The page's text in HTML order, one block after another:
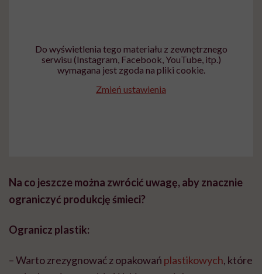
Do wyświetlenia tego materiału z zewnętrznego
serwisu (Instagram, Facebook, YouTube, itp.)
wymagana jest zgoda na pliki cookie.
Zmień ustawienia
Na co jeszcze można zwrócić uwagę, aby znacznie
ograniczyć produkcję śmieci?
Ogranicz plastik:
– Warto zrezygnować z opakowań plastikowych, które